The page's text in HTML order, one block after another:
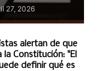
27, 2026
alertan de que
Constitución: "El
definir qué es